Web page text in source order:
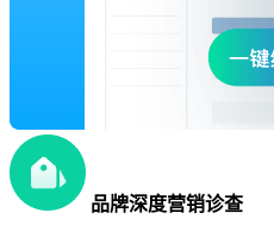
品牌深度营销诊查